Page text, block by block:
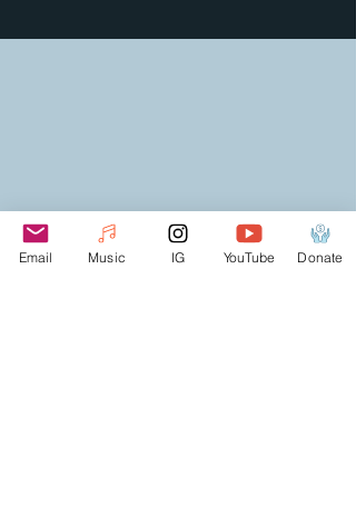
Email Music IG YouTube Donate